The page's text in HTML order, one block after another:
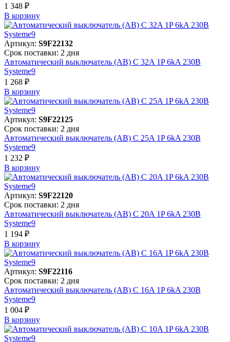
1 348 ₽
В корзинy
Артикул: S9F22132
Срок поставки: 2 дня
Автоматический выключатель (АВ) C 32A 1P 6kA 230В
Systeme9
1 268 ₽
В корзинy
Артикул: S9F22125
Срок поставки: 2 дня
Автоматический выключатель (АВ) C 25A 1P 6kA 230В
Systeme9
1 232 ₽
В корзинy
Артикул: S9F22120
Срок поставки: 2 дня
Автоматический выключатель (АВ) C 20A 1P 6kA 230В
Systeme9
1 194 ₽
В корзинy
Артикул: S9F22116
Срок поставки: 2 дня
Автоматический выключатель (АВ) C 16A 1P 6kA 230В
Systeme9
1 004 ₽
В корзинy